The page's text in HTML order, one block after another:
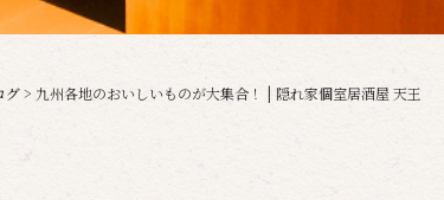
グ> 九州各地のおいしいものが大集合！ | 隠れ家個室居酒屋 天王